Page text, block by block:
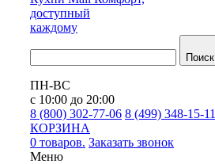
доступный
каждому
Поиск
ПН-ВС
с 10:00 до 20:00
8 (800) 302-77-06 8 (499) 348-15-11
КОРЗИНА
0 товаров. Заказать звонок
Меню